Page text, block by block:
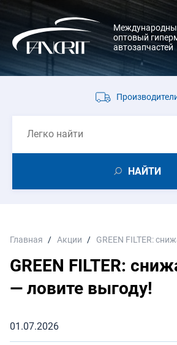
оптовый
автозапчастей
НАЙТИ
Главная Акции GREEN FILTER:
GREEN FILTER:
— ловите выгоду!
01.07.2026